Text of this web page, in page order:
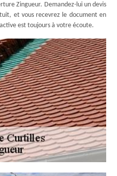
Zingueur. Demandez-lui un devis
et vous recevrez le document en
est toujours à votre écoute.